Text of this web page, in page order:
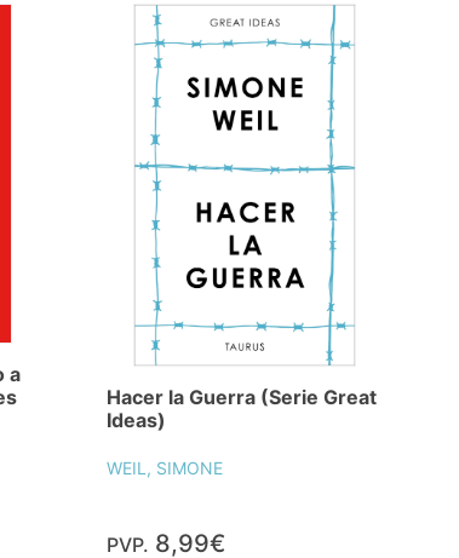
a
Hacer la Guerra (Serie Great
Ideas)
WEIL, SIMONE
PVP. 8,99€